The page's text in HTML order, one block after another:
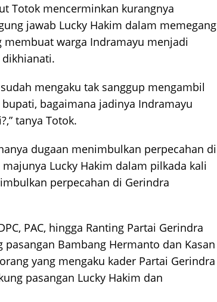
Totok mencerminkan kurangnya
jawab Lucky Hakim dalam memegang
membuat warga Indramayu menjadi
dikhianati.
mengaku tak sanggup mengambil
bagaimana jadinya Indramayu
tanya Totok.
dugaan menimbulkan perpecahan di
Lucky Hakim dalam pilkada kali
perpecahan di Gerindra
PAC, hingga Ranting Partai Gerindra
Bambang Hermanto dan Kasan
yang mengaku kader Partai Gerindra
pasangan Lucky Hakim dan